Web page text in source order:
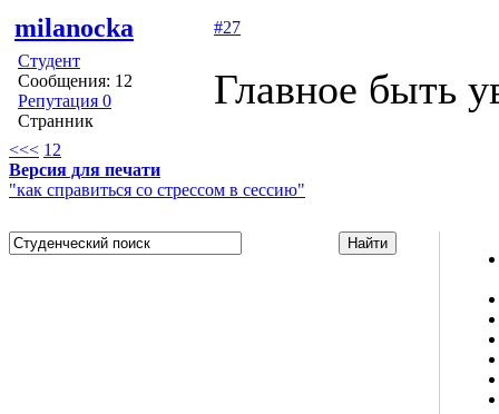
milanocka
Студент
Сообщения: 12
Репутация 0
Странник
#27
Главное быть
<<< 1 2
Версия для печати
"как справиться со стрессом в сессию"